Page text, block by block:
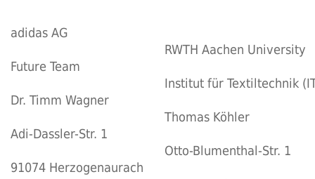
adidas AG
Future Team
Dr. Timm Wagner
Adi-Dassler-Str. 1
91074 Herzogenaurach
RWTH Aachen University
Institut für Textiltechnik
Thomas Köhler
Otto-Blumenthal-Str. 1